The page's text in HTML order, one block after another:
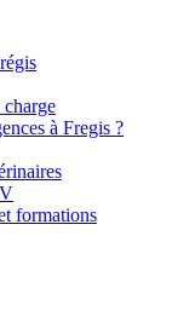
charge
à Fregis ?
formations